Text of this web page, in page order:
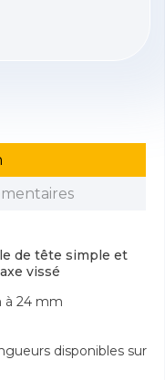
de tête simple et
vissé
à 24 mm
disponibles sur